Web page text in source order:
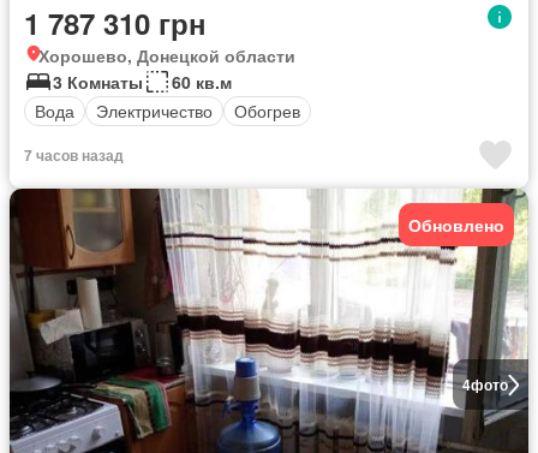
1 787 310 грн
Хорошево, Донецкой области
3 Комнаты
60 кв.м
Вода
Электричество Обогрев
7 часов назад
4фото
Обновлено